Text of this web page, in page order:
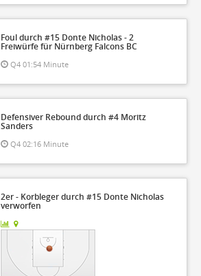
Foul durch #15 Donte Nicholas - 2
Freiwürfe für Nürnberg Falcons BC
Q4 01:54 Minute
Defensiver Rebound durch #4 Moritz
Sanders
Q4 02:16 Minute
2er - Korbleger durch #15 Donte Nicholas
verworfen